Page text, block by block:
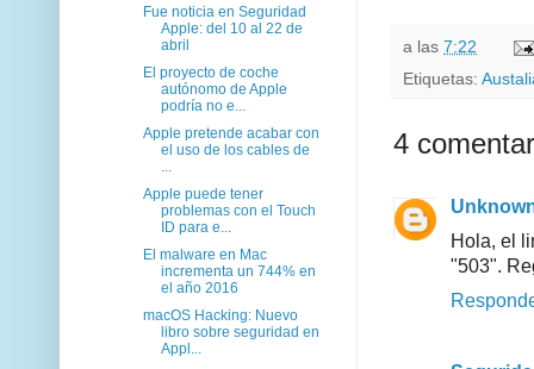
a las 7:22
Etiquetas:
4
Hola, el
"503".
Fue noticia en Seguridad
Apple: del 10 al 22 de
abril
El proyecto de coche
autónomo de Apple
podría no e...
Apple pretende acabar con
el uso de los cables de
Apple puede tener
problemas con el Touch
ID para e...
El malware en Mac
incrementa un 744% en
el año 2016
macOS Hacking: Nuevo
libro sobre seguridad en
Appl...